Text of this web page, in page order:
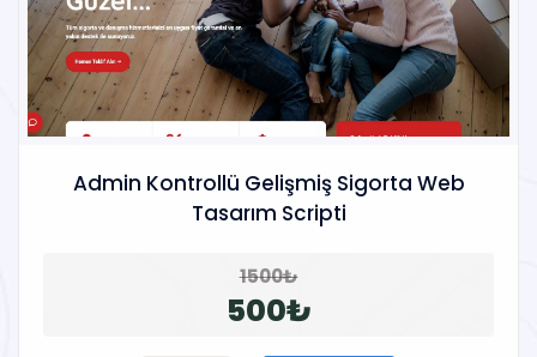
Admin Kontrollü Gelişmiş Sigorta Web
Tasarım Scripti
1500₺
500₺